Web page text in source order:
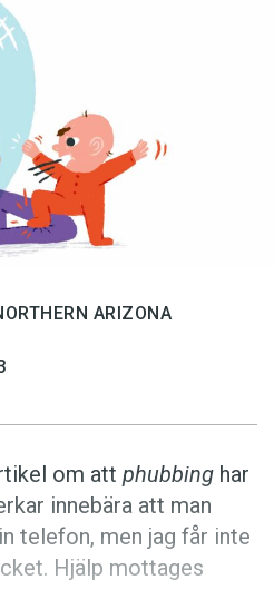
ARIZONA
om att phubbing har
innebära att man
telefon, men jag får inte
Hjälp mottages